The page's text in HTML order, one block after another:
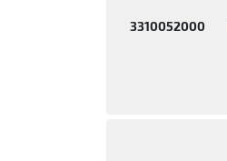
3310052000